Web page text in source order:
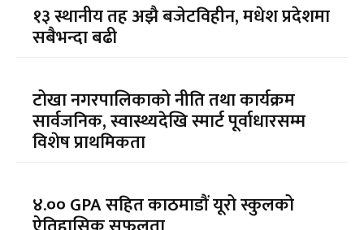
१३ स्थानीय तह अझै बजेटविहीन, मधेश प्रदेशमा
सबैभन्दा बढी
टोखा नगरपालिकाको नीति तथा कार्यक्रम
सार्वजनिक, स्वास्थ्यदेखि स्मार्ट पूर्वाधारसम्म
विशेष प्राथमिकता
४.०० GPA सहित काठमाडौं यूरो स्कुलको